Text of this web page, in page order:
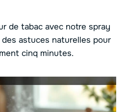
de tabac avec notre spray
des astuces naturelles pour
cinq minutes.